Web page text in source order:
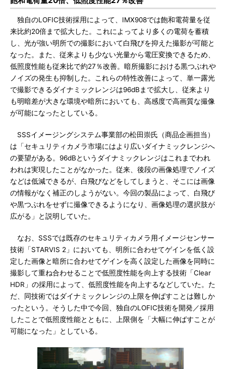
独自のLOFIC技術採用によって、IMX908では飽和電荷量を従
来比約20倍まで拡大した。これによってより多くの電荷を蓄積
し、光が強い明所での撮影において白飛びを抑えた撮影が可能と
なった。また、従来よりも少ない光量から電圧変換できるため、
低照度性能も従来比で約27％改善。暗所撮影における黒つぶれや
ノイズの発生も抑制した。これらの特性改善によって、単一露光
で撮影できるダイナミックレンジは96dBまで拡大し、従来より
も明暗差が大きな環境や暗所においても、高感度で高画質な撮像
が可能になったとしている。
SSSイメージングシステム事業部の松田崇氏（商品企画担当）
は「セキュリティカメラ市場にはより広いダイナミックレンジへ
の要望がある。96dBというダイナミックレンジはこれまでわれ
われは実現したことがなかった。従来、後段の画像処理でノイズ
などは低減できるが、白飛びなどをしてしまうと、そこには画像
の情報がなく補正のしようがない。今回の製品によって、白飛び
や黒つぶれをせずに撮像できるようになり、画像処理の選択肢が
広がる」と説明していた。
なお、SSSでは既存のセキュリティカメラ用イメージセンサー
技術「STARVIS 2」においても、明所に合わせてゲインを低く設
定した画像と暗所に合わせてゲインを高く設定した画像を同時に
撮影して重ね合わせることで低照度性能を向上する技術「Clear
HDR」の採用によって、低照度性能を向上するなどしていた。た
だ、同技術ではダイナミックレンジの上限を伸ばすことは難しか
ったという。そうした中で今回、独自のLOFIC技術を開発／採用
したことで低照度性能とともに、上限側を「大幅に伸ばすことが
可能になった」としている。